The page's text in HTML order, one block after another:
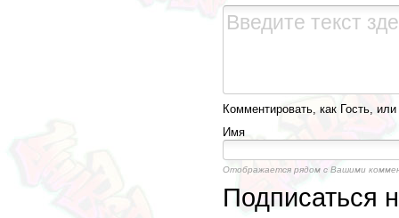
Комментировать, как Гость, или
Имя
Отображается рядом с Вашими
Подписаться